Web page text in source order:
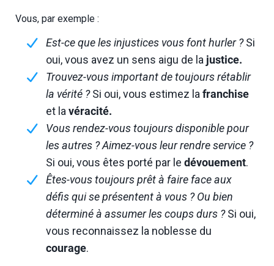
Vous, par exemple :
Est-ce que les injustices vous font hurler ?Si
oui, vous avez un sens aigu de la justice.
Trouvez-vous important de toujours rétablir
la vérité ?Si oui, vous estimez la franchise
et la véracité.
Vous rendez-vous toujours disponible pour
les autres ? Aimez-vous leur rendre service ?
Si oui, vous êtes porté par le dévouement.
Êtes-vous toujours prêt à faire face aux
défis qui se présentent à vous ? Ou bien
déterminé à assumer les coups durs ?Si oui,
vous reconnaissez la noblesse du
courage.